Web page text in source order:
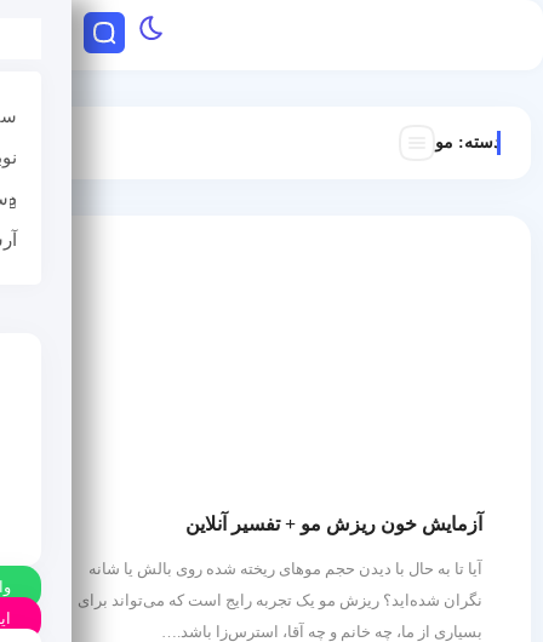
دسته: مو
آزمایش خون ریزش مو + تفسیر آنلاین
آیا تا به حال با دیدن حجم موهای ریخته شده روی بالش یا شانه
نگران شده‌اید؟ ریزش مو یک تجربه رایج است که می‌تواند برای
بسیاری از ما، چه خانم و چه آقا، استرس‌زا باشد.…